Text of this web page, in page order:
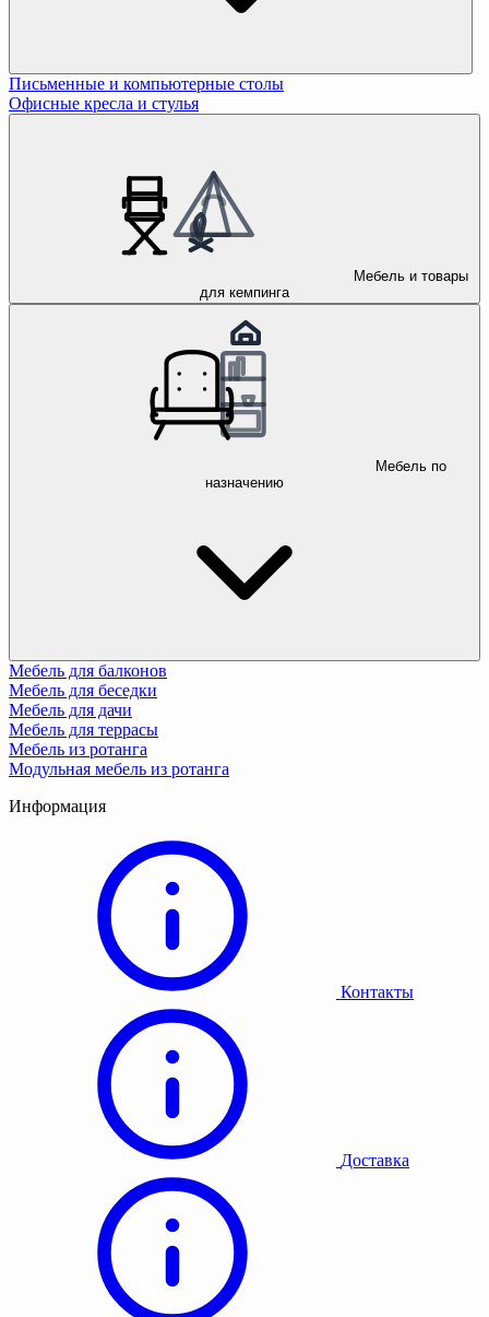
Письменные и компьютерные столы
Офисные кресла и стулья
Мебель и товары
для кемпинга
Мебель по
назначению
Мебель для балконов
Мебель для беседки
Мебель для дачи
Мебель для террасы
Мебель из ротанга
Модульная мебель из ротанга
Информация
Контакты
Доставка